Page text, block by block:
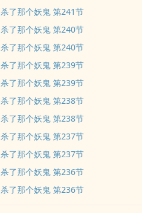
杀了那个妖鬼 第241节
杀了那个妖鬼 第240节
杀了那个妖鬼 第240节
杀了那个妖鬼 第239节
杀了那个妖鬼 第239节
杀了那个妖鬼 第238节
杀了那个妖鬼 第238节
杀了那个妖鬼 第237节
杀了那个妖鬼 第237节
杀了那个妖鬼 第236节
杀了那个妖鬼 第236节